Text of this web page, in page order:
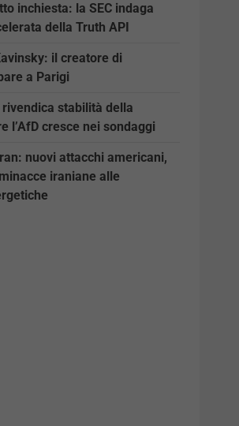
inchiesta: la SEC indaga
della Truth API
il creatore di
a Parigi
stabilità della
l’AfD cresce nei sondaggi
nuovi attacchi americani,
iraniane alle